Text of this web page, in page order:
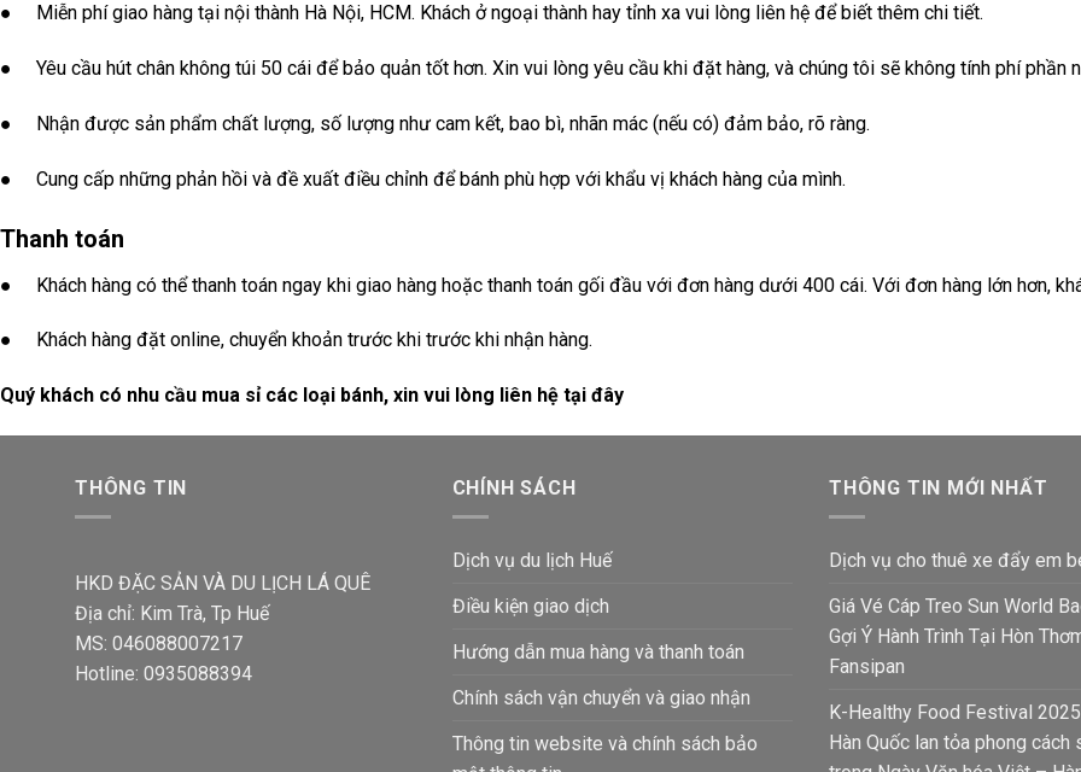
● Miễn phí giao hàng tại nội thành Hà Nội, HCM. Khách ở ngoại thành hay tỉnh xa vui lòng liên hệ để biết thêm chi tiết.
● Yêu cầu hút chân không túi 50 cái để bảo quản tốt hơn. Xin vui lòng yêu cầu khi đặt hàng, và chúng tôi sẽ không tính phí phần
● Nhận được sản phẩm chất lượng, số lượng như cam kết, bao bì, nhãn mác (nếu có) đảm bảo, rõ ràng.
● Cung cấp những phản hồi và đề xuất điều chỉnh để bánh phù hợp với khẩu vị khách hàng của mình.
Thanh toán
● Khách hàng có thể thanh toán ngay khi giao hàng hoặc thanh toán gối đầu với đơn hàng dưới 400 cái. Với đơn hàng lớn hơn,
● Khách hàng đặt online, chuyển khoản trước khi trước khi nhận hàng.
Quý khách có nhu cầu mua sỉ các loại bánh, xin vui lòng liên hệ tại đây
THÔNG TIN
HKD ĐẶC SẢN VÀ DU LỊCH LÁ QUÊ
Địa chỉ: Kim Trà, Tp Huế
MS: 046088007217
Hotline: 0935088394
CHÍNH SÁCH
Dịch vụ du lịch Huế
Điều kiện giao dịch
Hướng dẫn mua hàng và thanh toán
Chính sách vận chuyển và giao nhận
Thông tin website và chính sách bảo
THÔNG TIN MỚI NHẤT
Dịch vụ cho thuê xe đẩy em
Giá Vé Cáp Treo Sun World
Gợi Ý Hành Trình Tại Hòn
Fansipan
K-Healthy Food Festival
Hàn Quốc lan tỏa phong cách